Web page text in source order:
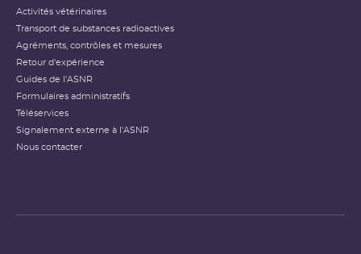
Activités vétérinaires
Transport de substances radioactives
Agréments, contrôles et mesures
Retour d'expérience
Guides de l'ASNR
Formulaires administratifs
Téléservices
Signalement externe à l'ASNR
Nous contacter